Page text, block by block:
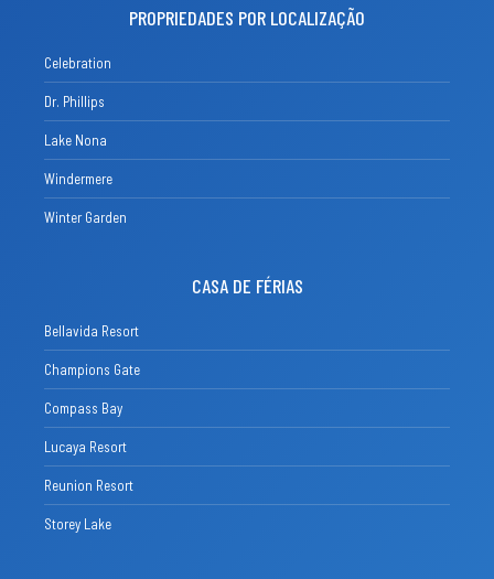
PROPRIEDADES POR LOCALIZAÇÃO
Celebration
Dr. Phillips
Lake Nona
Windermere
Winter Garden
CASA DE FÉRIAS
Bellavida Resort
Champions Gate
Compass Bay
Lucaya Resort
Reunion Resort
Storey Lake